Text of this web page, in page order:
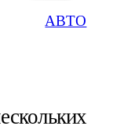
АВТО